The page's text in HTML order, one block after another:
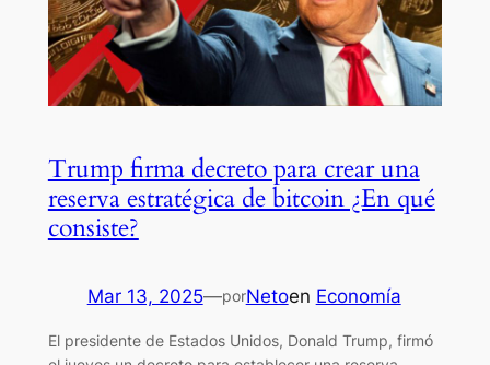
Trump firma decreto para crear una
reserva estratégica de bitcoin ¿En qué
consiste?
Mar 13, 2025—porNetoen Economía
El presidente de Estados Unidos, Donald Trump, firmó